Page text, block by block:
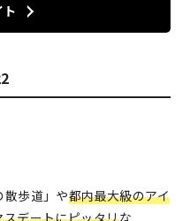
歩道」や都内最大級のアイ